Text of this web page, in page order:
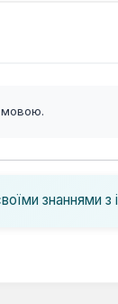
мовою.
знаннями з